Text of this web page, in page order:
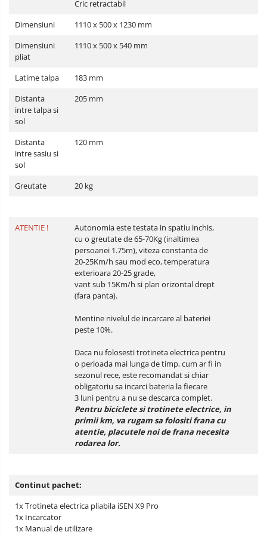
Cric retractabil
Dimensiuni
1110 x 500 x 1230 mm
Dimensiuni
pliat
1110 x 500 x 540 mm
Latime talpa
183 mm
Distanta
intre talpa si
sol
205 mm
Distanta
intre sasiu si
sol
120 mm
Greutate 20 kg
ATENTIE !
Autonomia este testata in spatiu inchis,
cu o greutate de 65-70Kg (inaltimea
persoanei 1.75m), viteza constanta de
20-25Km/h sau mod eco, temperatura
exterioara 20-25 grade,
vant sub 15Km/h si plan orizontal drept
(fara panta).
Mentine nivelul de incarcare al bateriei
peste 10%.
Daca nu folosesti trotineta electrica pentru
o perioada mai lunga de timp, cum ar fi in
sezonul rece, este recomandat si chiar
obligatoriu sa incarci bateria la fiecare
3 luni pentru a nu se descarca complet.
Pentru biciclete si trotinete electrice, in
primii km, va rugam sa folositi frana cu
atentie, placutele noi de frana necesita
rodarea lor.
Continut pachet:
1x Trotineta electrica pliabila iSEN X9 Pro
1x Incarcator
1x Manual de utilizare